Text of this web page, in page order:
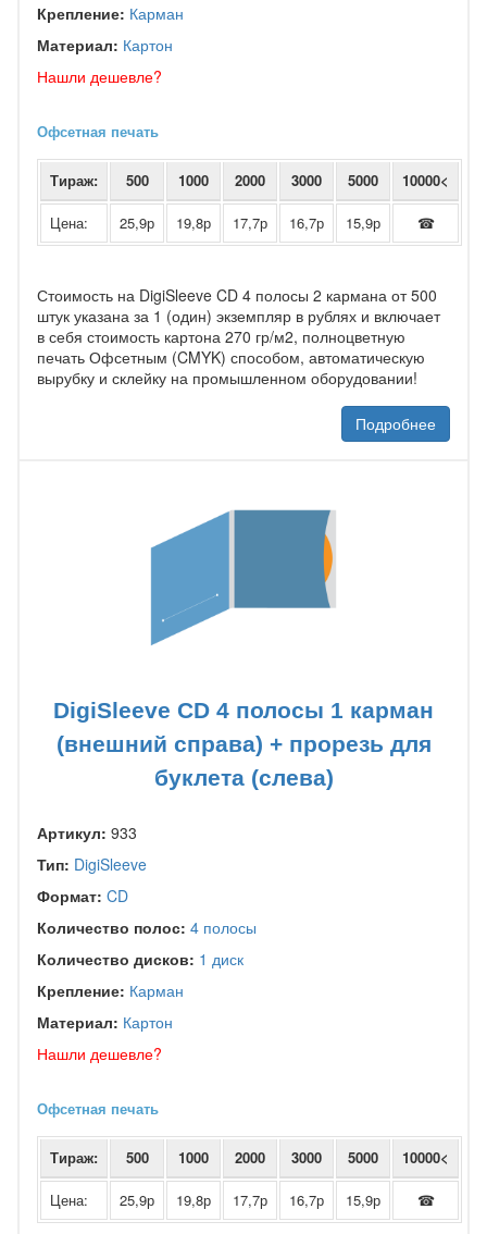
Крепление: Карман
Материал: Картон
Нашли дешевле?
Офсетная печать
Тираж: 500 1000 2000 3000 5000 10000<
Цена: 25,9р 19,8р 17,7р 16,7р 15,9р ☎
Стоимость на DigiSleeve CD 4 полосы 2 кармана от 500
штук указана за 1 (один) экземпляр в рублях и включает
в себя стоимость картона 270 гр/м2, полноцветную
печать Офсетным (CMYK) способом, автоматическую
вырубку и склейку на промышленном оборудовании!
Подробнее
DigiSleeve CD 4 полосы 1 карман
(внешний справа) + прорезь для
буклета (слева)
Артикул: 933
Тип: DigiSleeve
Формат: CD
Количество полос: 4 полосы
Количество дисков: 1 диск
Крепление: Карман
Материал: Картон
Нашли дешевле?
Офсетная печать
Тираж: 500 1000 2000 3000 5000 10000<
Цена: 25,9р 19,8р 17,7р 16,7р 15,9р ☎